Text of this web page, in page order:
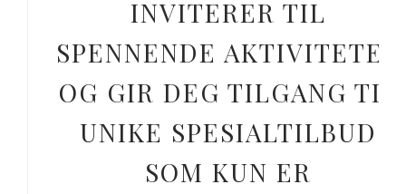
INVITERER TIL
SPENNENDE AKTIVITETER
OG GIR DEG TILGANG TIL
UNIKE SPESIALTILBUD
SOM KUN ER